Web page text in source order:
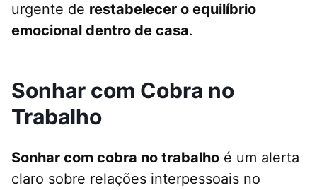
urgente de restabelecer o equilíbrio
emocional dentro de casa.
Sonhar com Cobra no
Trabalho
Sonhar com cobra no trabalho é um alerta
claro sobre relações interpessoais no